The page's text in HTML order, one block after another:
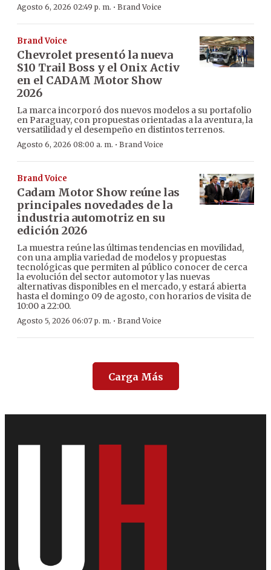
Agosto 6, 2026 02:49 p. m. · Brand Voice
Brand Voice
Chevrolet presentó la nueva
S10 Trail Boss y el Onix Activ
en el CADAM Motor Show
2026
La marca incorporó dos nuevos modelos a su portafolio
en Paraguay, con propuestas orientadas a la aventura, la
versatilidad y el desempeño en distintos terrenos.
Agosto 6, 2026 08:00 a. m. · Brand Voice
Brand Voice
Cadam Motor Show reúne las
principales novedades de la
industria automotriz en su
edición 2026
La muestra reúne las últimas tendencias en movilidad,
con una amplia variedad de modelos y propuestas
tecnológicas que permiten al público conocer de cerca
la evolución del sector automotor y las nuevas
alternativas disponibles en el mercado, y estará abierta
hasta el domingo 09 de agosto, con horarios de visita de
10:00 a 22:00.
Agosto 5, 2026 06:07 p. m. · Brand Voice
Carga Más